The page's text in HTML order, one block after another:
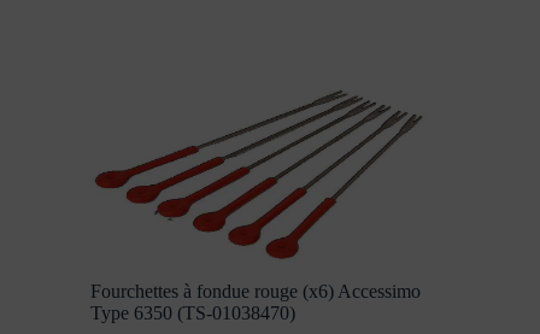
Fourchettes à fondue rouge (x6) Accessimo
Type 6350 (TS-01038470)